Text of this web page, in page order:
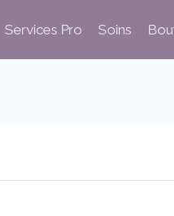
Services Pro Soins